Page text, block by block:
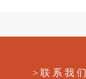
>联系我们